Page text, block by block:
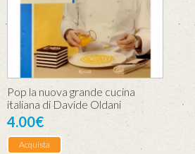
Pop la nuova grande cucina
italiana di Davide Oldani
4.00€
Acquista